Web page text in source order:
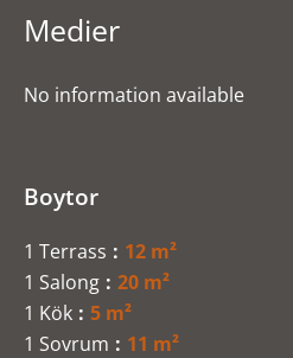
Medier
No information available
Boytor
1 Terrass
12 m²
1 Salong
20 m²
1 Kök
5 m²
1 Sovrum
11 m²